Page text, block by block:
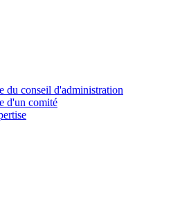
du conseil d'administration
d'un comité